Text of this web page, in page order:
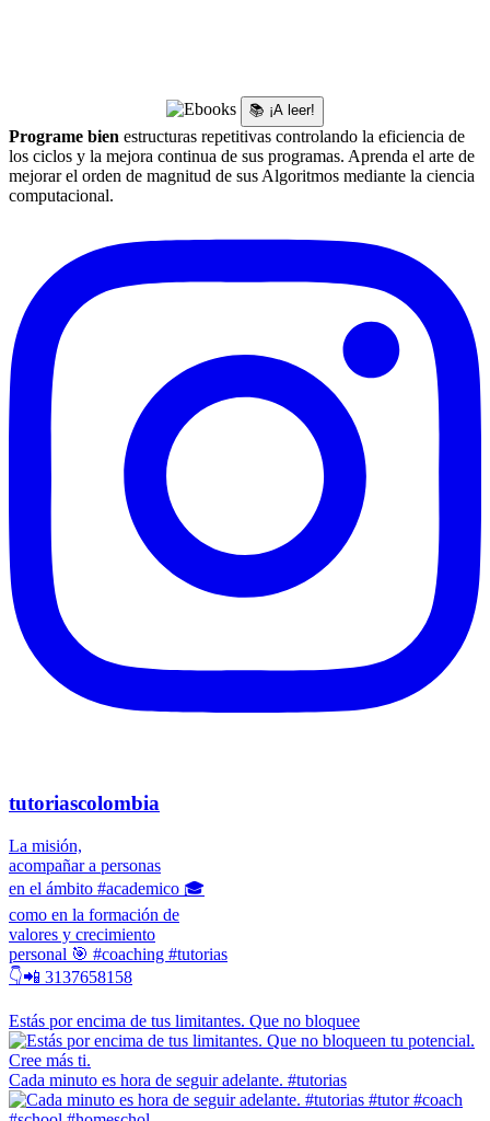
📚 ¡A leer!
Programe bien estructuras repetitivas controlando la eficiencia de
los ciclos y la mejora continua de sus programas. Aprenda el arte de
mejorar el orden de magnitud de sus Algoritmos mediante la ciencia
computacional.
tutoriascolombia
La misión,
acompañar a personas
en el ámbito #academico 🎓
como en la formación de
valores y crecimiento
personal 🎯 #coaching #tutorias
👇📲 3137658158
Estás por encima de tus limitantes. Que no bloquee
Cada minuto es hora de seguir adelante. #tutorias